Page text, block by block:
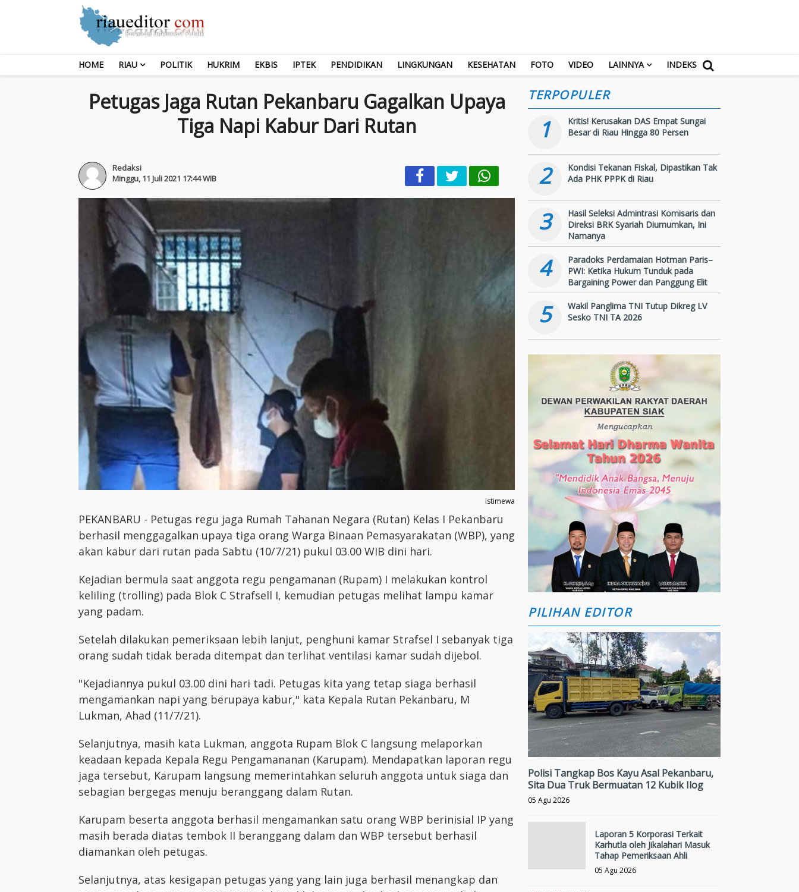
HOME RIAU POLITIK HUKRIM EKBIS IPTEK PENDIDIKAN LINGKUNGAN KESEHATAN FOTO VIDEO LAINNYA INDEKS
Petugas Jaga Rutan Pekanbaru Gagalkan Upaya
Tiga Napi Kabur Dari Rutan
Redaksi
Minggu, 11 Juli 2021 17:44 WIB
istimewa
PEKANBARU - Petugas regu jaga Rumah Tahanan Negara (Rutan) Kelas I Pekanbaru
berhasil menggagalkan upaya tiga orang Warga Binaan Pemasyarakatan (WBP), yang
akan kabur dari rutan pada Sabtu (10/7/21) pukul 03.00 WIB dini hari.
Kejadian bermula saat anggota regu pengamanan (Rupam) I melakukan kontrol
keliling (trolling) pada Blok C Strafsell I, kemudian petugas melihat lampu kamar
yang padam.
Setelah dilakukan pemeriksaan lebih lanjut, penghuni kamar Strafsel I sebanyak tiga
orang sudah tidak berada ditempat dan terlihat ventilasi kamar sudah dijebol.
"Kejadiannya pukul 03.00 dini hari tadi. Petugas kita yang tetap siaga berhasil
mengamankan napi yang berupaya kabur," kata Kepala Rutan Pekanbaru, M
Lukman, Ahad (11/7/21).
Selanjutnya, masih kata Lukman, anggota Rupam Blok C langsung melaporkan
keadaan kepada Kepala Regu Pengamananan (Karupam). Mendapatkan laporan regu
jaga tersebut, Karupam langsung memerintahkan seluruh anggota untuk siaga dan
sebagian bergegas menuju beranggang dalam Rutan.
Karupam beserta anggota berhasil mengamankan satu orang WBP berinisial IP yang
masih berada diatas tembok II beranggang dalam dan WBP tersebut berhasil
diamankan oleh petugas.
Selanjutnya, atas kesigapan petugas yang yang lain juga berhasil menangkap dan
TERPOPULER
1
Kritis! Kerusakan DAS Empat Sungai
Besar di Riau Hingga 80 Persen
2
Kondisi Tekanan Fiskal, Dipastikan Tak
Ada PHK PPPK di Riau
3
Hasil Seleksi Admintrasi Komisaris dan
Direksi BRK Syariah Diumumkan, Ini
Namanya
4
Paradoks Perdamaian Hotman Paris–
PWI: Ketika Hukum Tunduk pada
Bargaining Power dan Panggung Elit
5
Wakil Panglima TNI Tutup Dikreg LV
Sesko TNI TA 2026
PILIHAN EDITOR
Polisi Tangkap Bos Kayu Asal Pekanbaru,
Sita Dua Truk Bermuatan 12 Kubik Ilog
05 Agu 2026
Laporan 5 Korporasi Terkait
Karhutla oleh Jikalahari Masuk
Tahap Pemeriksaan Ahli
05 Agu 2026